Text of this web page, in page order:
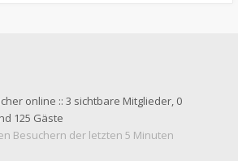
online :: 3 sichtbare Mitglieder, 0
125 Gäste
Besuchern der letzten 5 Minuten